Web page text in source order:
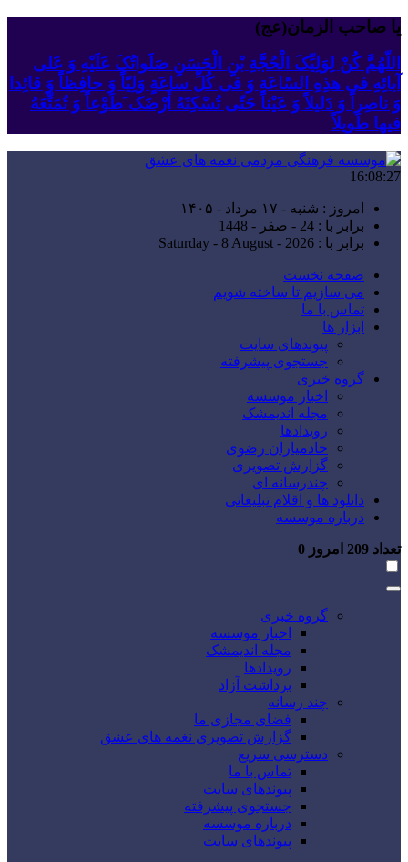
یا صاحب الزمان(عج)
اللّهُمَّ کُنْ لِوَلِیِّکَ الْحُجَّةِ بْنِ الْحَسَنِ صَلَواتُکَ عَلَیْهِ وَ عَلى
آبائِهِ فی هذِهِ السّاعَةِ وَ فی کُلِّ ساعَةٍ وَلِیّاً وَ حافِظاً وَ قائِدا
‏وَ ناصِراً وَ دَلیلاً وَ عَیْناً حَتّى تُسْکِنَهُ أَرْضَک َطَوْعاً وَ تُمَتِّعَهُ
فیها طَویلاً
16:08:28
امروز : شنبه - ۱۷ مرداد - ۱۴۰۵
برابر با : 24 - صفر - 1448
برابر با : Saturday - 8 August - 2026
صفحه نخست
می سازیم تا ساخته شویم
تماس با ما
ابزار ها
پیوندهای سایت
جستجوی پیشرفته
گروه خبری
اخبار موسسه
مجله اندیمشک
رویدادها
خادمیاران رضوی
گزارش تصویری
چندرسانه ای
دانلود ها و اقلام تبلیغاتی
درباره موسسه
تعداد امروز 0
گروه خبری
اخبار موسسه
مجله اندیمشک
رویدادها
برداشت آزاد
چند رسانه
فضای مجازی ما
گزارش تصویری نغمه های عشق
دسترسی سریع
تماس با ما
پیوندهای سایت
جستجوی پیشرفته
درباره موسسه
پیوندهای سایت